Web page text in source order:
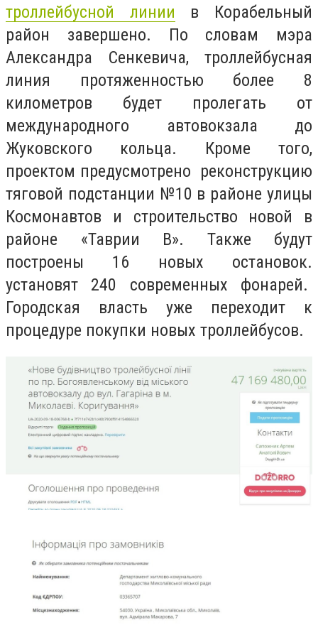
троллейбусной линии в Корабельный
район завершено. По словам мэра
Александра Сенкевича, троллейбусная
линия протяженностью более 8
километров будет пролегать от
международного автовокзала до
Жуковского кольца. Кроме того,
проектом предусмотрено реконструкцию
тяговой подстанции №10 в районе улицы
Космонавтов и строительство новой в
районе «Таврии В». Также будут
построены 16 новых остановок.
установят 240 современных фонарей.
Городская власть уже переходит к
процедуре покупки новых троллейбусов.